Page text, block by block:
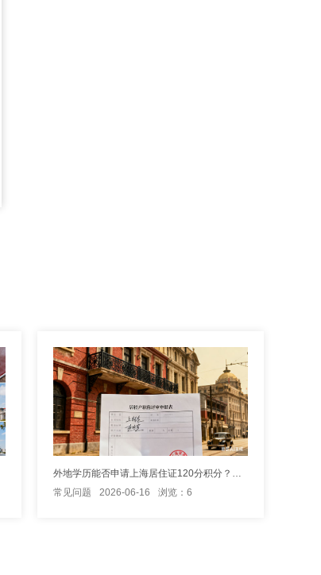
外地学历能否申请上海居住证120分积分？申请细则
常见问题
2026-06-16 浏览：6